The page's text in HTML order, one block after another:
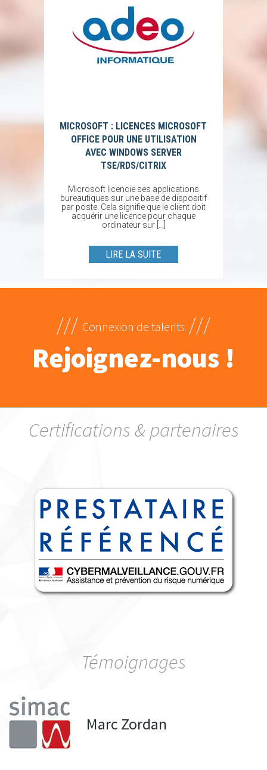
MICROSOFT : LICENCES MICROSOFT
OFFICE POUR UNE UTILISATION
AVEC WINDOWS SERVER
TSE/RDS/CITRIX
Microsoft licencie ses applications
bureautiques sur une base de dispositif
par poste. Cela signifie que le client doit
acquérir une licence pour chaque
ordinateur sur […]
LIRE LA SUITE
/// Connexion de talents ///
Rejoignez-nous !
Certifications & partenaires
Témoignages
Marc Zordan